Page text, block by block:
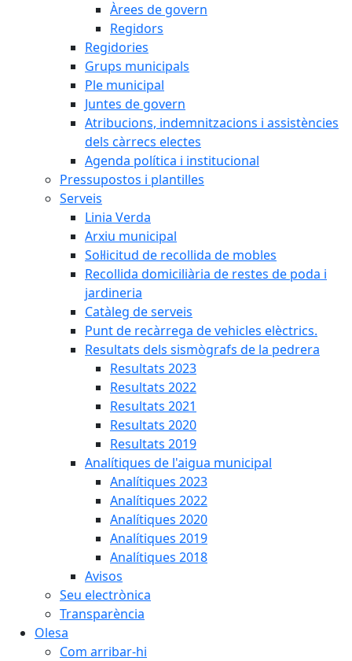
Àrees de govern
Regidors
Regidories
Grups municipals
Ple municipal
Juntes de govern
Atribucions, indemnitzacions i assistències
dels càrrecs electes
Agenda política i institucional
Pressupostos i plantilles
Serveis
Linia Verda
Arxiu municipal
Sol·licitud de recollida de mobles
Recollida domiciliària de restes de poda i
jardineria
Catàleg de serveis
Punt de recàrrega de vehicles elèctrics.
Resultats dels sismògrafs de la pedrera
Resultats 2023
Resultats 2022
Resultats 2021
Resultats 2020
Resultats 2019
Analítiques de l'aigua municipal
Analítiques 2023
Analítiques 2022
Analítiques 2020
Analítiques 2019
Analítiques 2018
Avisos
Seu electrònica
Transparència
Olesa
Com arribar-hi